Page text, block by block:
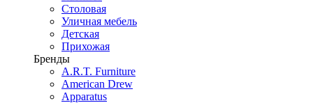
Столовая
Уличная мебель
Детская
Прихожая
Бренды
A.R.T. Furniture
American Drew
Apparatus